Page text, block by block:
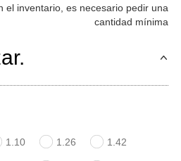
el inventario, es necesario pedir una
cantidad mínima
1.10 1.26 1.42